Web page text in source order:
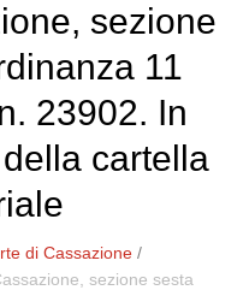
sezione
11
23902. In
cartella
di Cassazione /
sezione sesta